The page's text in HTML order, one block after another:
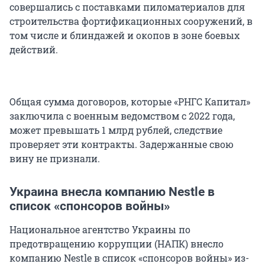
совершались с поставками пиломатериалов для
строительства фортификационных сооружений, в
том числе и блиндажей и окопов в зоне боевых
действий.
Общая сумма договоров, которые «РНГС Капитал»
заключила с военным ведомством с 2022 года,
может превышать 1 млрд рублей, следствие
проверяет эти контракты. Задержанные свою
вину не признали.
Украина внесла компанию Nestle в
список «спонсоров войны»
Национальное агентство Украины по
предотвращению коррупции (НАПК) внесло
компанию Nestle в список «спонсоров войны» из-